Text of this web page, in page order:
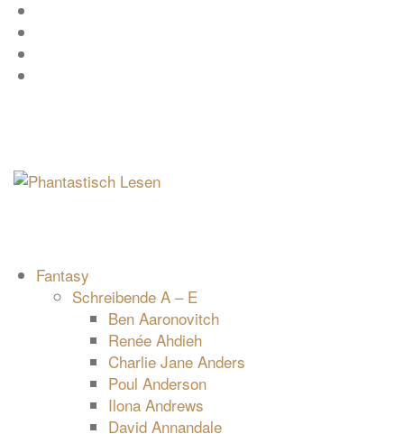
Zum
Inhalt
springen
Fantasy
Schreibende A – E
Ben Aaronovitch
Renée Ahdieh
Charlie Jane Anders
Poul Anderson
Ilona Andrews
David Annandale